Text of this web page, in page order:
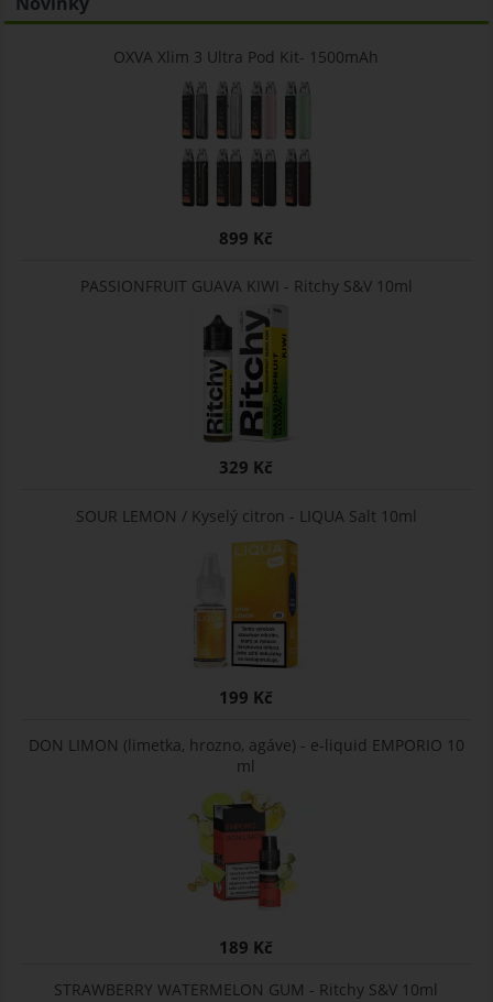
OXVA Xlim 3 Ultra Pod Kit- 1500mAh
899 Kč
PASSIONFRUIT GUAVA KIWI - Ritchy S&V 10ml
329 Kč
SOUR LEMON / Kyselý citron - LIQUA Salt 10ml
199 Kč
DON LIMON (limetka, hrozno, agáve) - e-liquid EMPORIO 10
ml
189 Kč
STRAWBERRY WATERMELON GUM - Ritchy S&V 10ml